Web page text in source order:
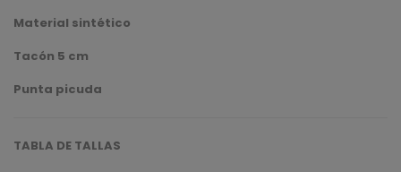
Material sintético
Tacón 5 cm
Punta picuda
TABLA DE TALLAS